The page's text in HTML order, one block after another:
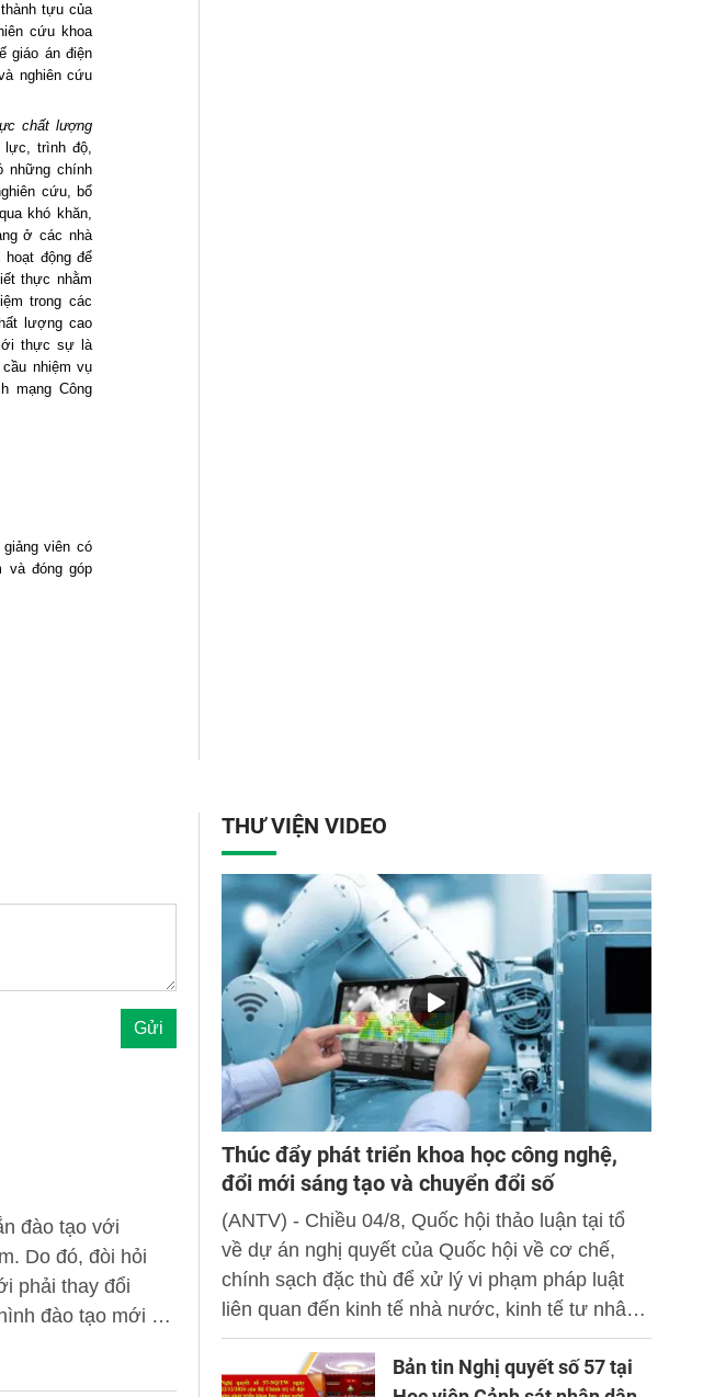
tựu của
cứu khoa
giáo án điện
nghiên cứu
chất lượng
lực, trình độ,
những chính
cứu, bổ
khó khăn,
ở các nhà
động để
thực nhằm
trong các
lượng cao
thực sự là
nhiệm vụ
mạng Công
viên có
và đóng góp
đào tạo với
Do đó, đòi hỏi
phải thay đổi
đào tạo mới để
THƯ VIỆN VIDEO
Thúc đẩy phát triển khoa học công nghệ,
đổi mới sáng tạo và chuyển đổi số
(ANTV) - Chiều 04/8, Quốc hội thảo luận tại tổ
về dự án nghị quyết của Quốc hội về cơ chế,
chính sạch đặc thù để xử lý vi phạm pháp luật
liên quan đến kinh tế nhà nước, kinh tế tư nhân
và ứng dụng khoa học công nghệ, đổi mới sáng
tạo và chuyển đổi số.Bản tin Nghị quyết số 57 tại